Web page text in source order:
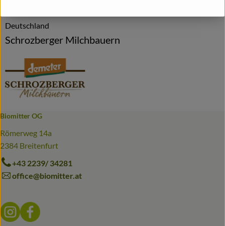
Deutschland
Schrozberger Milchbauern
Biomitter OG
Römerweg 14a
2384 Breitenfurt
+43 2239/ 34281
office@biomitter.at
Externer Link zu https://www.instagram.com/
Externer Link zu https://www.facebook.com/